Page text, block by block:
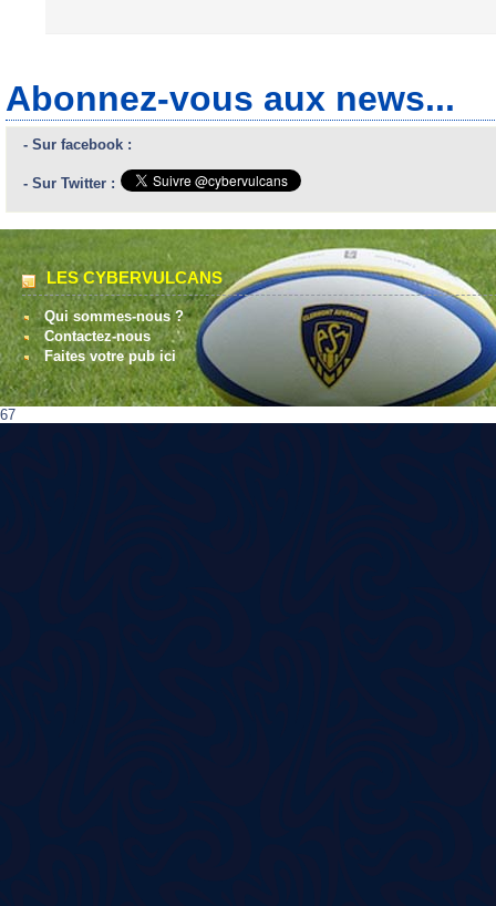
Abonnez-vous aux news...
- Sur facebook :
- Sur Twitter :
LES CYBERVULCANS
Qui sommes-nous ?
Contactez-nous
Faites votre pub ici
67